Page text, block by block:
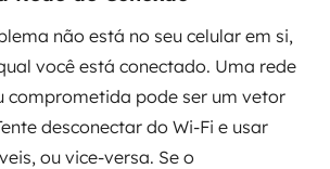
não está no seu celular em si,
você está conectado. Uma rede
comprometida pode ser um vetor
desconectar do Wi-Fi e usar
ou vice-versa. Se o